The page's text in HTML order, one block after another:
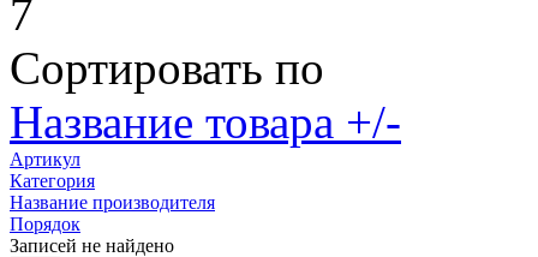
7
Сортировать по
Название товара +/-
Артикул
Категория
Название производителя
Порядок
Записей не найдено